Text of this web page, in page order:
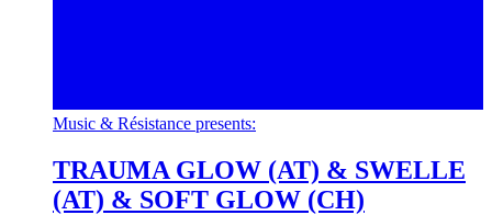
Music & Résistance presents:
TRAUMA GLOW (AT) & SWELLE
(AT) & SOFT GLOW (CH)